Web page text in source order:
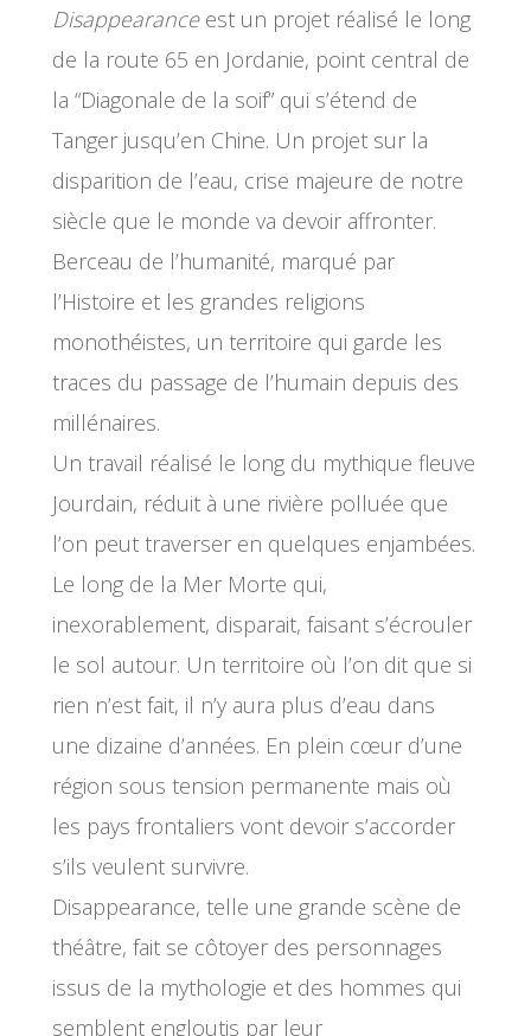
Disappearance est un projet réalisé le long
de la route 65 en Jordanie, point central de
la “Diagonale de la soif” qui s’étend de
Tanger jusqu’en Chine. Un projet sur la
disparition de l’eau, crise majeure de notre
siècle que le monde va devoir affronter.
Berceau de l’humanité, marqué par
l’Histoire et les grandes religions
monothéistes, un territoire qui garde les
traces du passage de l’humain depuis des
millénaires.
Un travail réalisé le long du mythique fleuve
Jourdain, réduit à une rivière polluée que
l’on peut traverser en quelques enjambées.
Le long de la Mer Morte qui,
inexorablement, disparait, faisant s’écrouler
le sol autour. Un territoire où l’on dit que si
rien n’est fait, il n’y aura plus d’eau dans
une dizaine d’années. En plein cœur d’une
région sous tension permanente mais où
les pays frontaliers vont devoir s’accorder
s’ils veulent survivre.
Disappearance, telle une grande scène de
théâtre, fait se côtoyer des personnages
issus de la mythologie et des hommes qui
semblent engloutis par leur